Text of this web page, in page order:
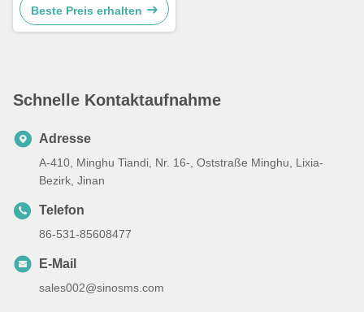
Beste Preis erhalten
Schnelle Kontaktaufnahme
Adresse
A-410, Minghu Tiandi, Nr. 16-, Oststraße Minghu, Lixia-
Bezirk, Jinan
Telefon
86-531-85608477
E-Mail
sales002@sinosms.com